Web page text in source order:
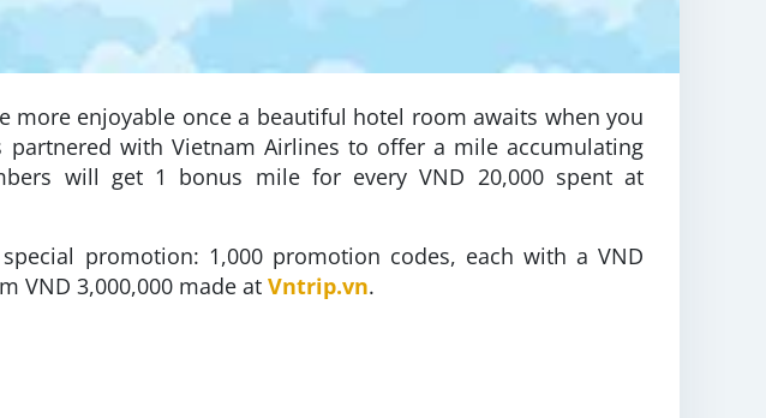
enjoyable once a beautiful hotel room awaits when you
with Vietnam Airlines to offer a mile accumulating
will get 1 bonus mile for every VND 20,000 spent at
promotion: 1,000 promotion codes, each with a VND
VND 3,000,000 made at Vntrip.vn.